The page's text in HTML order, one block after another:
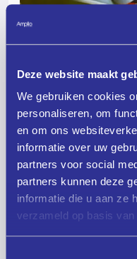
Deze website maakt
We gebruiken cookies
personaliseren, om
en om ons
informatie over uw
partners voor social
partners kunnen deze
informatie die u aan ze
verzameld op basis
Hoe geef je
onderwijs zó vorm
Amplio College staat
centraal.